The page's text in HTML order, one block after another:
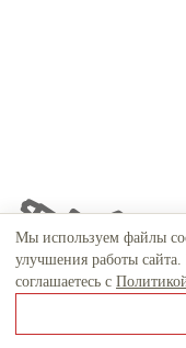
Мы используем файлы
улучшения работы
соглашаетесь с